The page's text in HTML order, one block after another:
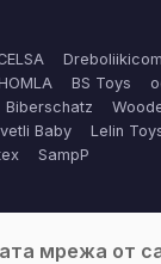
Dreboliikicom
BS Toys
Biberschatz
Baby Lelin
SampP
мрежа от